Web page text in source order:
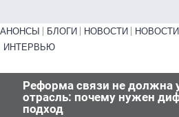
Primary links bottom
АНОНСЫ БЛОГИ НОВОСТИ
ИНТЕРВЬЮ
Реформа связи не должна
отрасль: почему нужен
подход